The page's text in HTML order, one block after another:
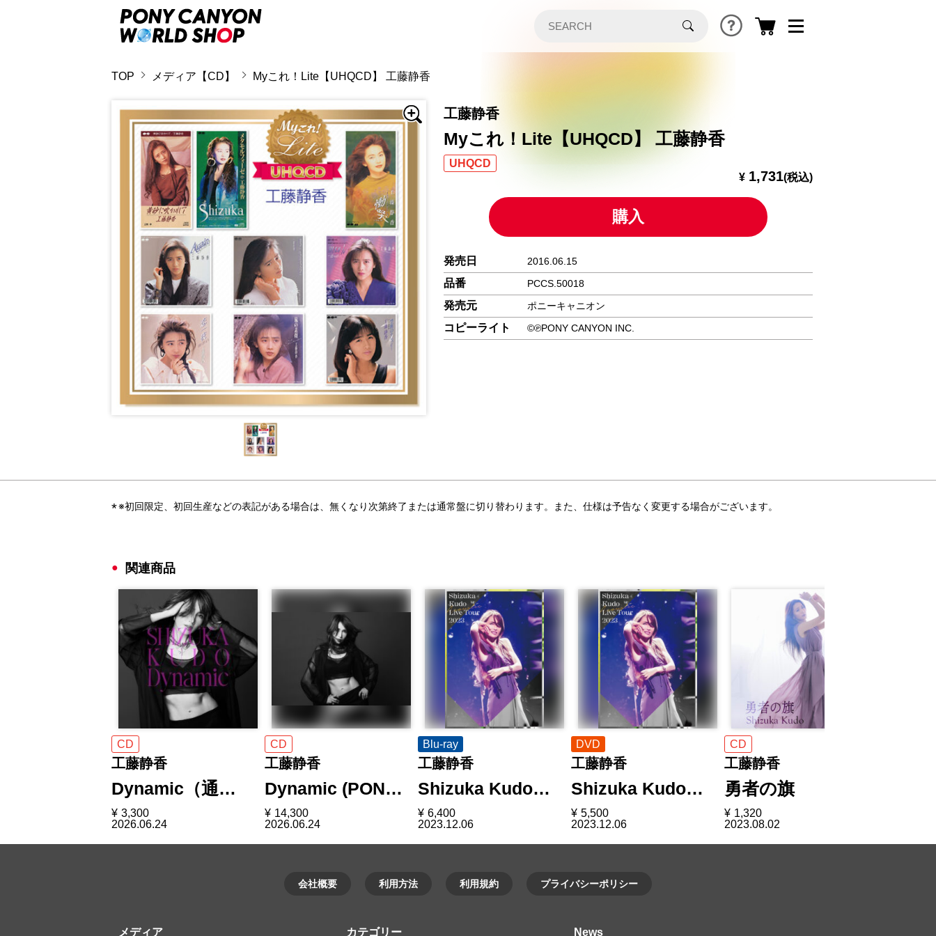
TOP メディア【CD】 Myこれ！Lite【UHQCD】 工藤静香
工藤静香
Myこれ！Lite【UHQCD】 工藤静香
UHQCD
¥ 1,731(税込)
購入
発売日 2016.06.15
品番 PCCS.50018
発売元 ポニーキャニオン
コピーライト ©℗PONY CANYON INC.
※初回限定、初回生産などの表記がある場合は、無くなり次第終了または通常盤に切り替わります。また、仕様は予告なく変更する場合がございます。
関連商品
CD
工藤静香
Dynamic（通…
¥ 3,300
2026.06.24
CD
工藤静香
Dynamic (PON…
¥ 14,300
2026.06.24
Blu-ray
工藤静香
Shizuka Kudo…
¥ 6,400
2023.12.06
DVD
工藤静香
Shizuka Kudo…
¥ 5,500
2023.12.06
CD
工藤静香
勇者の旗
¥ 1,320
2023.08.02
会社概要 利用方法 利用規約 プライバシーポリシー
メディア カテゴリー News